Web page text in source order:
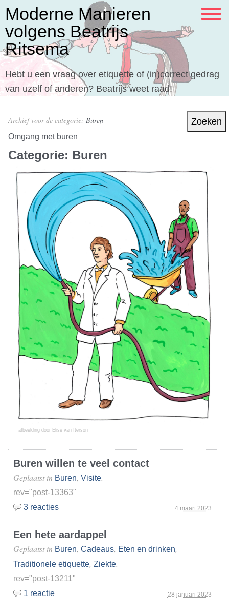
Moderne Manieren
volgens Beatrijs
Ritsema
Hebt u een vraag over etiquette of (in)correct gedrag
van uzelf of anderen? Beatrijs weet raad!
naar:
Archief voor de categorie: Buren
Omgang met buren
Categorie: Buren
afbeelding door Elise van Iterson
Buren willen te veel contact
4 maart 2023
Geplaatst in Buren, Visite.
rev="post-13363"
3 reacties
Een hete aardappel
28 januari 2023
Geplaatst in Buren, Cadeaus, Eten en drinken,
Traditionele etiquette, Ziekte.
rev="post-13211"
1 reactie